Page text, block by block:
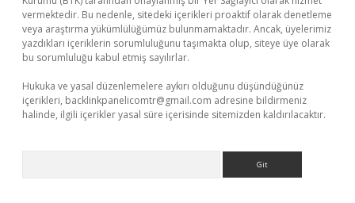
vermektedir. Bu nedenle, sitedeki içerikleri proaktif olarak denetleme
veya araştırma yükümlülüğümüz bulunmamaktadır. Ancak, üyelerimiz
yazdıkları içeriklerin sorumluluğunu taşımakta olup, siteye üye olarak
bu sorumluluğu kabul etmiş sayılırlar.
Hukuka ve yasal düzenlemelere aykırı olduğunu düşündüğünüz
içerikleri, backlinkpanelicomtr@gmail.com adresine bildirmeniz
halinde, ilgili içerikler yasal süre içerisinde sitemizden kaldırılacaktır.